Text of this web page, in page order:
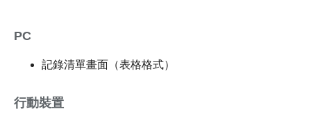
PC
記錄清單畫面（表格格式）
行動裝置